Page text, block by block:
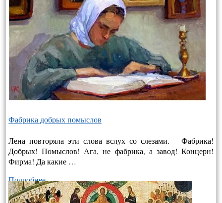
Фабрика добрых помыслов
Лена повторяла эти слова вслух со слезами. – Фабрика!
Добрых! Помыслов! Ага, не фабрика, а завод! Концерн!
Фирма! Да какие …
Подробнее…